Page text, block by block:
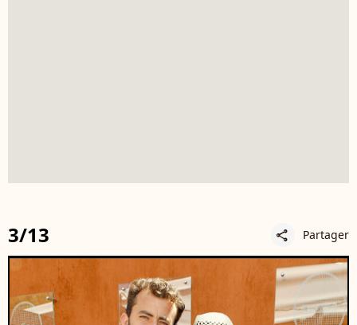
3/13 share Partager